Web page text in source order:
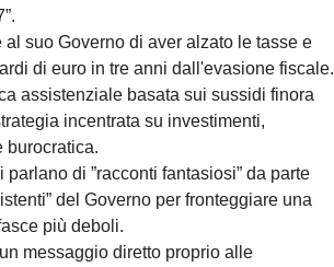
suo Governo di aver alzato le tasse e
di euro in tre anni dall'evasione fiscale.
assistenziale basata sui sussidi finora
incentrata su investimenti,
burocratica.
di ”racconti fantasiosi” da parte
del Governo per fronteggiare una
più deboli.
messaggio diretto proprio alle